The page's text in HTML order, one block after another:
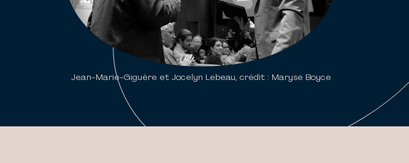
Jean-Marie-Giguère et Jocelyn Lebeau, crédit : Maryse Boyce